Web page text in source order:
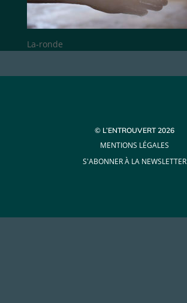
La-ronde
© L’ENTROUVERT 2026
MENTIONS LÉGALES
S'ABONNER À LA NEWSLETTER